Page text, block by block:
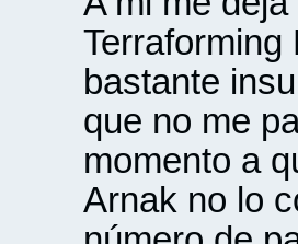
Terraforming
bastante
que no me
momento a
Arnak no lo